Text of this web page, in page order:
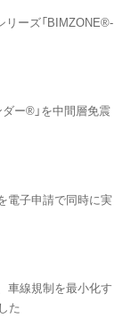
ーズ「BIMZONE®-
ー®」を中間層免震
電子申請で同時に実
車線規制を最小化す
た